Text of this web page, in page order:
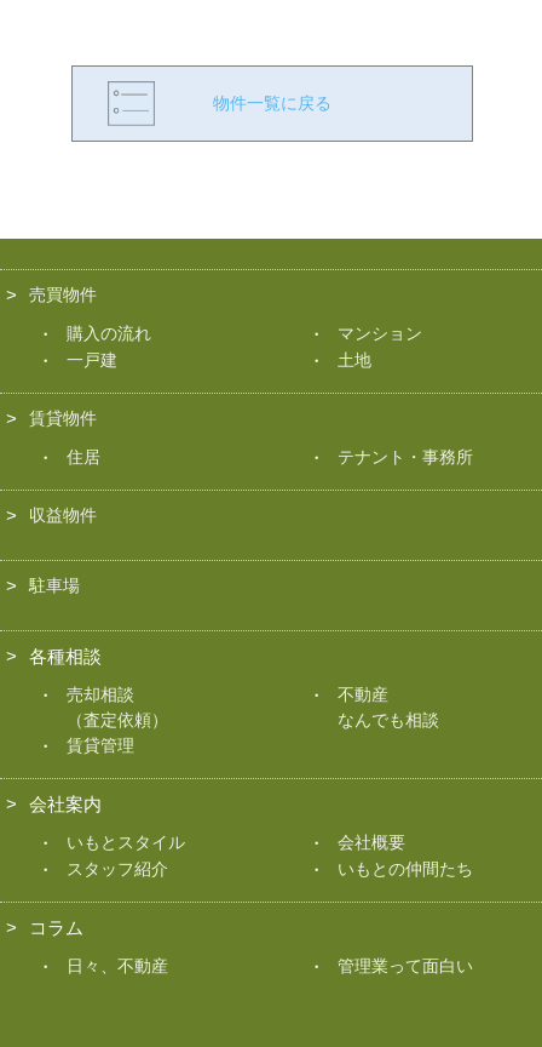
物件一覧に戻る
売買物件
購入の流れ
マンション
一戸建
土地
賃貸物件
住居
テナント・事務所
収益物件
駐車場
各種相談
売却相談
（査定依頼）
不動産
なんでも相談
賃貸管理
会社案内
いもとスタイル
会社概要
スタッフ紹介
いもとの仲間たち
コラム
日々、不動産 管理業って面白い